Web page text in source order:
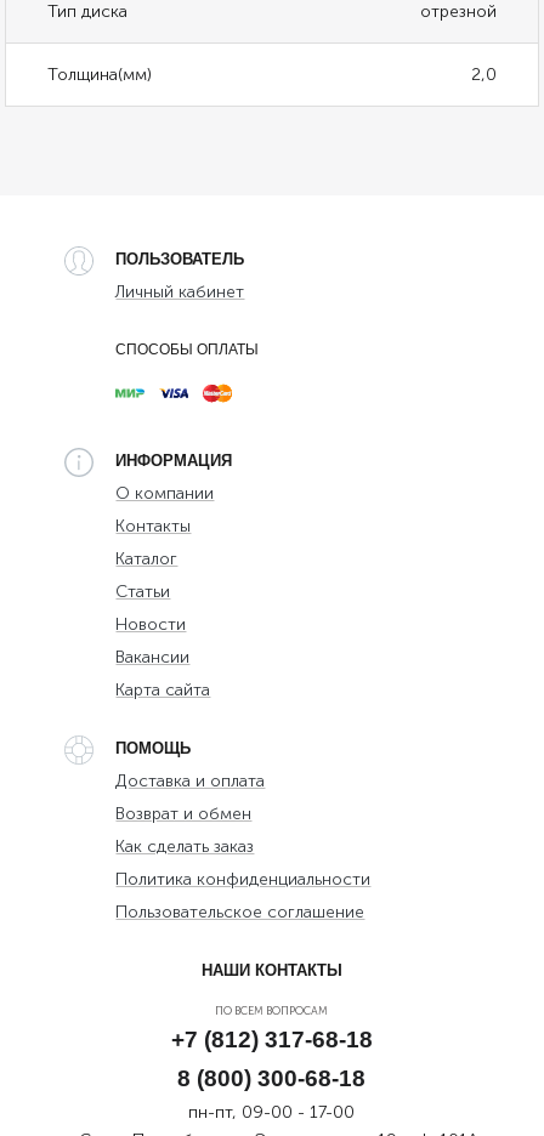
Тип диска отрезной
Толщина(мм) 2,0
ПОЛЬЗОВАТЕЛЬ
Личный кабинет
СПОСОБЫ ОПЛАТЫ
ИНФОРМАЦИЯ
О компании
Контакты
Каталог
Статьи
Новости
Вакансии
Карта сайта
ПОМОЩЬ
Доставка и оплата
Возврат и обмен
Как сделать заказ
Политика конфиденциальности
Пользовательское соглашение
НАШИ КОНТАКТЫ
ПО ВСЕМ ВОПРОСАМ
+7 (812) 317-68-18
8 (800) 300-68-18
пн-пт, 09-00 - 17-00